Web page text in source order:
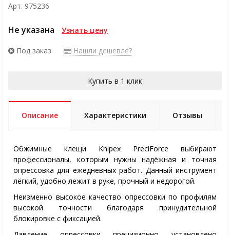
Арт. 975236
Не указана Узнать цену
Под заказ Нашли дешевле?
Купить в 1 клик
Описание Характеристики Отзывы
Обжимные клещи Knipex PreciForce выбирают
профессионалы, которым нужны надёжная и точная
опрессовка для ежедневных работ. Данный инструмент
лёгкий, удобно лежит в руке, прочный и недорогой.
Неизменно высокое качество опрессовки по профилям
высокой точности благодаря принудительной
блокировке с фиксацией.